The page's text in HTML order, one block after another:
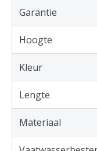
Garantie
Hoogte
Kleur
Lengte
Materiaal